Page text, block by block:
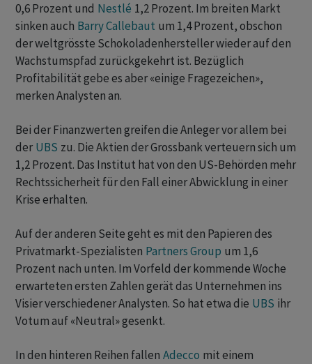
0,6 Prozent und Nestlé 1,2 Prozent. Im breiten Markt
sinken auch Barry Callebaut um 1,4 Prozent, obschon
der weltgrösste Schokoladenhersteller wieder auf den
Wachstumspfad zurückgekehrt ist. Bezüglich
Profitabilität gebe es aber «einige Fragezeichen»,
merken Analysten an.
Bei der Finanzwerten greifen die Anleger vor allem bei
der UBS zu. Die Aktien der Grossbank verteuern sich um
1,2 Prozent. Das Institut hat von den US-Behörden mehr
Rechtssicherheit für den Fall einer Abwicklung in einer
Krise erhalten.
Auf der anderen Seite geht es mit den Papieren des
Privatmarkt-Spezialisten Partners Group um 1,6
Prozent nach unten. Im Vorfeld der kommende Woche
erwarteten ersten Zahlen gerät das Unternehmen ins
Visier verschiedener Analysten. So hat etwa die UBS ihr
Votum auf «Neutral» gesenkt.
In den hinteren Reihen fallen Adecco mit einem